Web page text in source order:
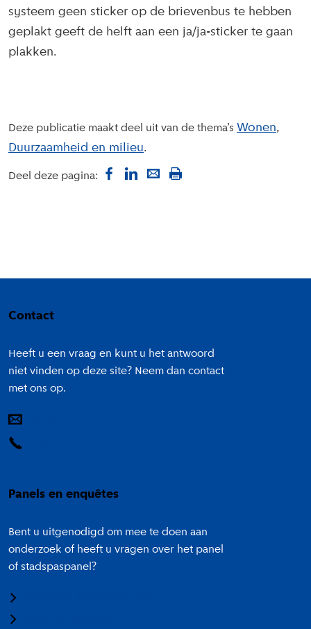
systeem geen sticker op de brievenbus te hebben
geplakt geeft de helft aan een ja/ja-sticker te gaan
plakken.
Deze publicatie maakt deel uit van de thema’s Wonen
Duurzaamheid en milieu
Deel deze pagina:
Contact
Heeft u een vraag en kunt u het antwoord
niet vinden op deze site? Neem dan contact
met ons op.
Panels en enquêtes
Bent u uitgenodigd om mee te doen aan
onderzoek of heeft u vragen over het panel
of stadspaspanel?